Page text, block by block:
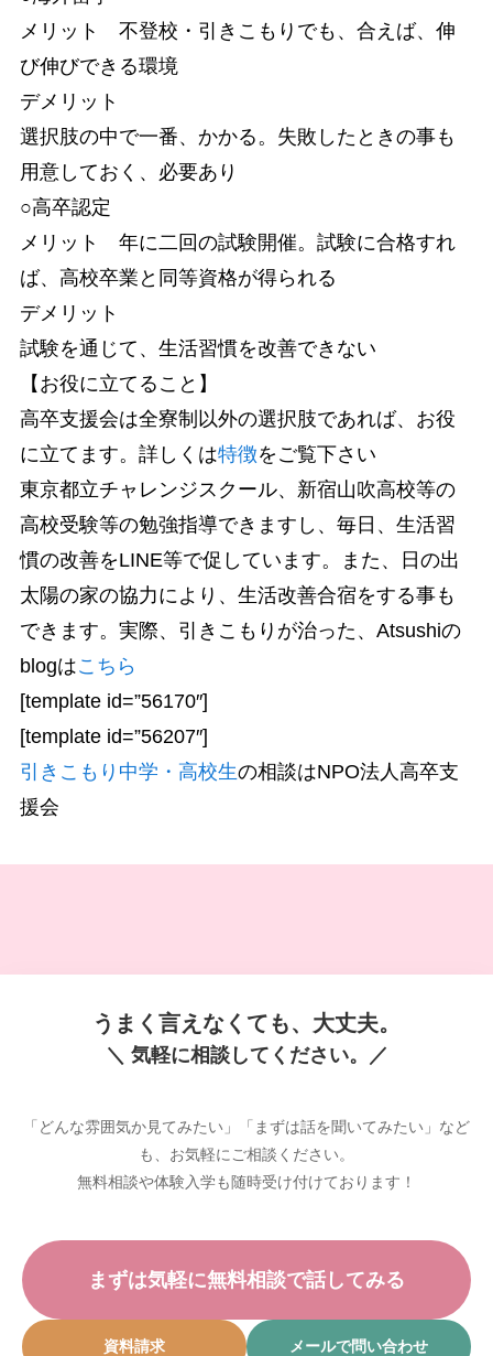
メリット 不登校・引きこもりでも、合えば、伸
び伸びできる環境
デメリット
選択肢の中で一番、かかる。失敗したときの事も
用意しておく、必要あり
○高卒認定
メリット 年に二回の試験開催。試験に合格すれ
ば、高校卒業と同等資格が得られる
デメリット
試験を通じて、生活習慣を改善できない
【お役に立てること】
高卒支援会は全寮制以外の選択肢であれば、お役
に立てます。詳しくは特徴をご覧下さい
東京都立チャレンジスクール、新宿山吹高校等の
高校受験等の勉強指導できますし、毎日、生活習
慣の改善をLINE等で促しています。また、日の出
太陽の家の協力により、生活改善合宿をする事も
できます。実際、引きこもりが治った、Atsushiの
blogはこちら
[template id=”56170″]
[template id=”56207″]
引きこもり中学・高校生の相談はNPO法人高卒支
援会
うまく言えなくても、大丈夫。
＼ 気軽に相談してください。／
「どんな雰囲気か見てみたい」「まずは話を聞いてみたい」など
も、お気軽にご相談ください。
無料相談や体験入学も随時受け付けております！
まずは気軽に無料相談で話してみる
資料請求 メールで問い合わせ